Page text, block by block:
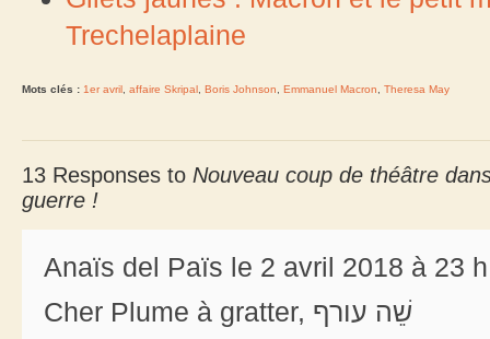
Trechelaplaine
Mots clés : 1er avril affaire Skripal Boris Johnson Emmanuel Macron Theresa May
13 Responses to Nouveau coup de théâtre
guerre !
Anaïs del Païs le 2 avril 2018 à 23
Cher Plume à gratter, שֵׁה עורף